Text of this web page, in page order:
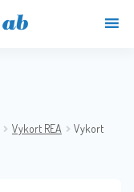
Vykort REA
Vykort